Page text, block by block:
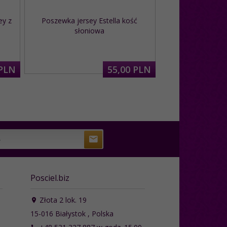
z
Poszewka jersey Estella kość
słoniowa
55,00 PLN
Posciel.biz
Złota 2 lok. 19
15-016 Białystok, Polska